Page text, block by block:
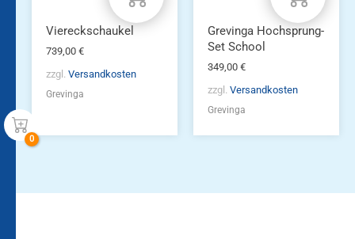
Viereckschaukel
739,00 €
zzgl. Versandkosten
Grevinga
Grevinga Hochsprung-
Set School
349,00 €
zzgl. Versandkosten
Grevinga